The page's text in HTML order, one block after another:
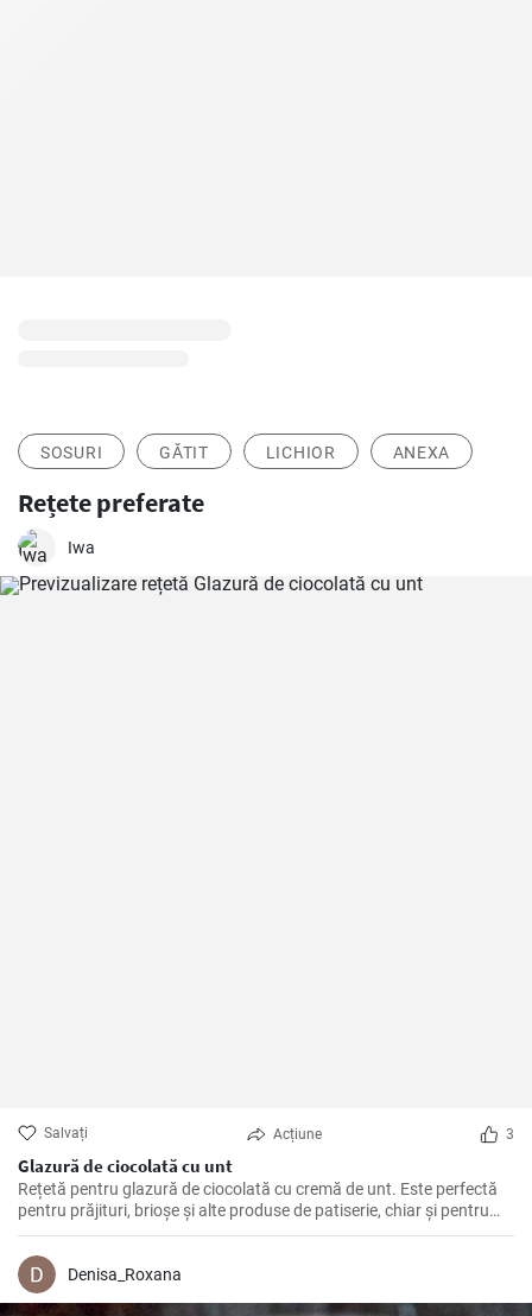
SOSURI GĂTIT LICHIOR ANEXA
Rețete preferate
Iwa
Salvați Acțiune 3
Glazură de ciocolată cu unt
Rețetă pentru glazură de ciocolată cu cremă de unt. Este perfectă
pentru prăjituri, brioșe și alte produse de patiserie, chiar și pentru
fursecuri de casă.
Denisa_Roxana